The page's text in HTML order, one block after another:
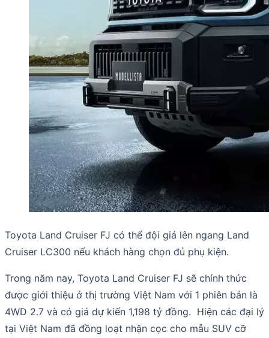
Toyota Land Cruiser FJ có thể đội giá lên ngang Land
Cruiser LC300 nếu khách hàng chọn đủ phụ kiện.
Trong năm nay, Toyota Land Cruiser FJ sẽ chính thức
được giới thiệu ở thị trường Việt Nam với 1 phiên bản là
4WD 2.7 và có giá dự kiến 1,198 tỷ đồng. Hiện các đại lý
tại Việt Nam đã đồng loạt nhận cọc cho mẫu SUV cỡ